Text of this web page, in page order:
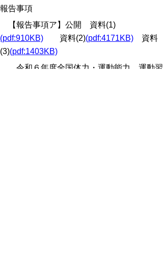
報告事項
【報告事項ア】公開 資料(1)
(pdf:910KB) 資料(2)(pdf:4171KB) 資料
(3)(pdf:1403KB)
令和６年度全国体力・運動能力、運動習